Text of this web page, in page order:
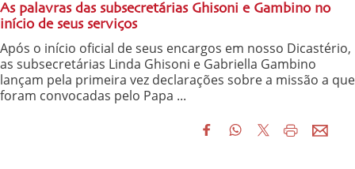
As palavras das subsecretárias Ghisoni e Gambino no
início de seus serviços
Após o início oficial de seus encargos em nosso Dicastério,
as subsecretárias Linda Ghisoni e Gabriella Gambino
lançam pela primeira vez declarações sobre a missão a que
foram convocadas pelo Papa ...